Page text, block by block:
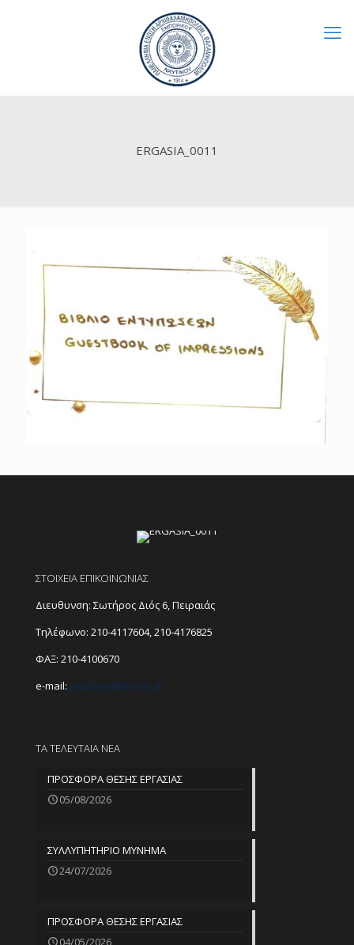
ERGASIA_0011
ΣΤΟΙΧΕΙΑ ΕΠΙΚΟΙΝΩΝΙΑΣ
Διευθυνση: Σωτήρος Διός 6, Πειραιάς
Τηλέφωνο: 210-4117604, 210-4176825
ΦΑΞ: 210-4100670
e-mail: peathen@otenet.gr
ΤΑ ΤΕΛΕΥΤΑΙΑ ΝΕΑ
ΠΡΟΣΦΟΡΑ ΘΕΣΗΣ ΕΡΓΑΣΙΑΣ
05/08/2026
ΣΥΛΛΥΠΗΤΗΡΙΟ ΜΥΝΗΜΑ
24/07/2026
ΠΡΟΣΦΟΡΑ ΘΕΣΗΣ ΕΡΓΑΣΙΑΣ
04/05/2026